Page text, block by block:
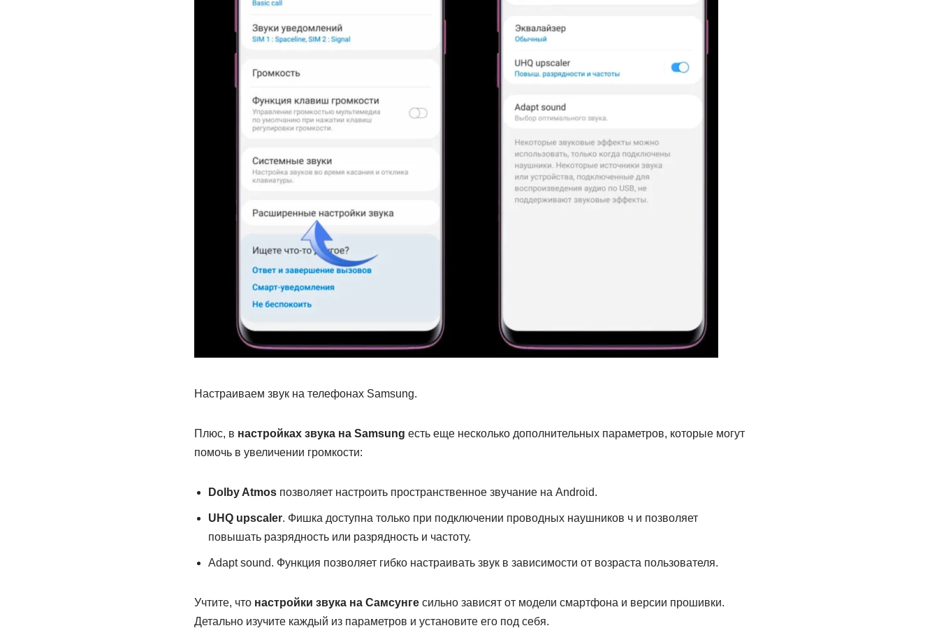
Настраиваем звук на телефонах Samsung.
Плюс, в настройках звука на Samsung есть еще несколько дополнительных параметров, которые могут
помочь в увеличении громкости:
Dolby Atmosпозволяет настроить пространственное звучание на Android.
UHQ upscaler. Фишка доступна только при подключении проводных наушников ч и позволяет
повышать разрядность или разрядность и частоту.
Adapt sound. Функция позволяет гибко настраивать звук в зависимости от возраста пользователя.
Учтите, что настройки звука на Самсунгесильно зависят от модели смартфона и версии прошивки.
Детально изучите каждый из параметров и установите его под себя.